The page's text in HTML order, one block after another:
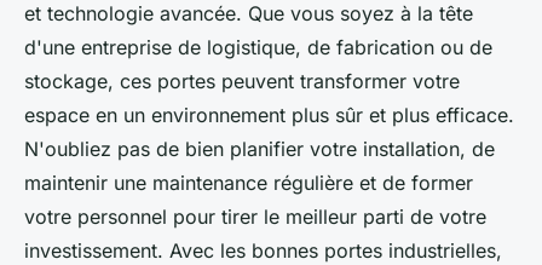
et technologie avancée. Que vous soyez à la tête
d'une entreprise de logistique, de fabrication ou de
stockage, ces portes peuvent transformer votre
espace en un environnement plus sûr et plus efficace.
N'oubliez pas de bien planifier votre installation, de
maintenir une maintenance régulière et de former
votre personnel pour tirer le meilleur parti de votre
investissement. Avec les bonnes portes industrielles,